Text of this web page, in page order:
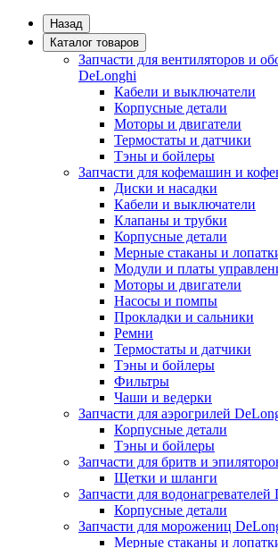
Назад
Каталог товаров
Запчасти для вентиляторов и
DeLonghi
Кабели и выключатели
Корпусные детали
Моторы и двигатели
Термостаты и датчики
Тэны и бойлеры
Запчасти для кофемашин и
Диски и насадки
Кабели и выключатели
Клапаны и трубки
Корпусные детали
Мерные стаканы и
Модули и платы
Моторы и двигатели
Насосы и помпы
Прокладки и сальники
Ремни
Термостаты и датчики
Тэны и бойлеры
Фильтры
Чаши и ведерки
Запчасти для аэрогрилей
Корпусные детали
Тэны и бойлеры
Запчасти для бритв и
Щетки и шланги
Запчасти для водонагревателей
Корпусные детали
Запчасти для морожениц
Мерные стаканы и